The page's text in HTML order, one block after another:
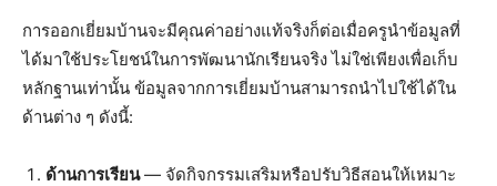
การออกเยี่ยมบ้านจะมีคุณค่าอย่างแท้จริงก็ต่อเมื่อครูนำข้อมูลที่
ได้มาใช้ประโยชน์ในการพัฒนานักเรียนจริง ไม่ใช่เพียงเพื่อเก็บ
หลักฐานเท่านั้น ข้อมูลจากการเยี่ยมบ้านสามารถนำไปใช้ได้ใน
ด้านต่าง ๆ ดังนี้:
ด้านการเรียน— จัดกิจกรรมเสริมหรือปรับวิธีสอนให้เหมาะ